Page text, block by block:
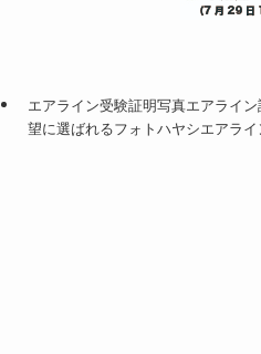
エアライン受験証明写真エアライ
望に選ばれるフォトハヤシエアラ